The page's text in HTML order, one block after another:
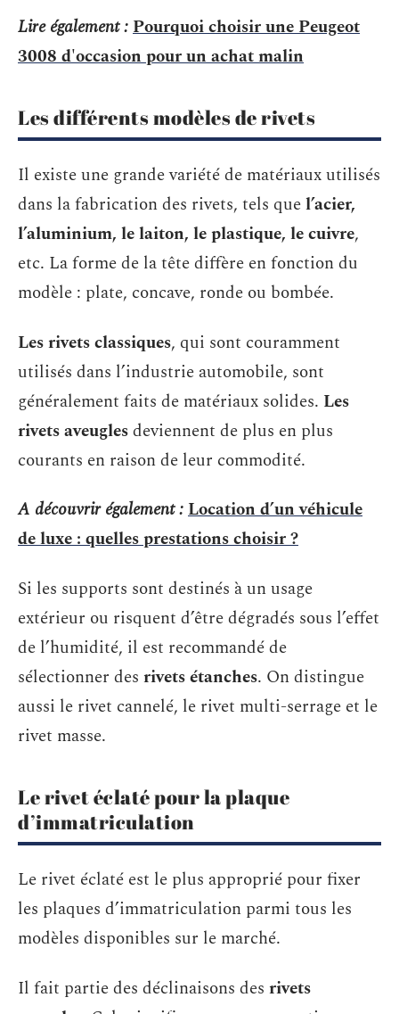
Lire également :Pourquoi choisir une Peugeot
3008 d'occasion pour un achat malin
Les différents modèles de rivets
Il existe une grande variété de matériaux utilisés
dans la fabrication des rivets, tels quel’acier,
l’aluminium, le laiton, le plastique, le cuivre,
etc. La forme de la tête diffère en fonction du
modèle : plate, concave, ronde ou bombée.
Les rivets classiques, qui sont couramment
utilisés dans l’industrie automobile, sont
généralement faits de matériaux solides. Les
rivets aveuglesdeviennent de plus en plus
courants en raison de leur commodité.
A découvrir également :Location d’un véhicule
de luxe : quelles prestations choisir ?
Si les supports sont destinés à un usage
extérieur ou risquent d’être dégradés sous l’effet
de l’humidité, il est recommandé de
sélectionner des rivets étanches. On distingue
aussi le rivet cannelé, le rivet multi-serrage et le
rivet masse.
Le rivet éclaté pour la plaque
d’immatriculation
Le rivet éclaté est le plus approprié pour fixer
les plaques d’immatriculation parmi tous les
modèles disponibles sur le marché.
Il fait partie des déclinaisons des rivets